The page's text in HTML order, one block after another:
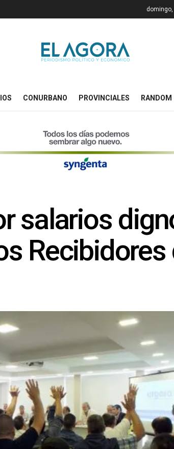
CONURBANO PROVINCIALES RANDOM
salarios
Recibidores